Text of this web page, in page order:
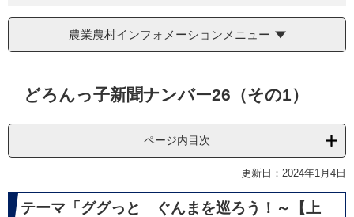
農業農村インフォメーションメニュー
どろんっ子新聞ナンバー26（その1）
ページ内目次
更新日：2024年1月4日
テーマ「ググっと ぐんまを巡ろう！～【上